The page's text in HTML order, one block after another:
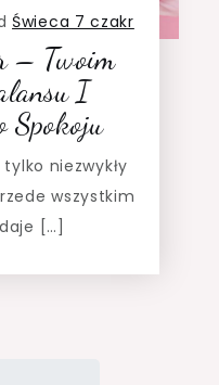
Świeca 7 czakr
– Twoim
I
Spokoju
niezwykły
wszystkim
[…]